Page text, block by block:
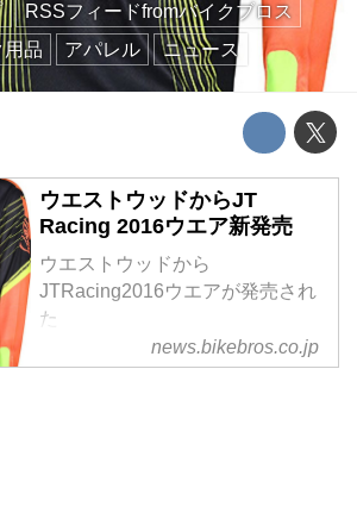
RSSフィードfromバイクブロス
用品 アパレル ニュース
ウエストウッドからJT
Racing 2016ウエア新発売
ウエストウッドから
JTRacing2016ウエアが発売され
た
news.bikebros.co.jp